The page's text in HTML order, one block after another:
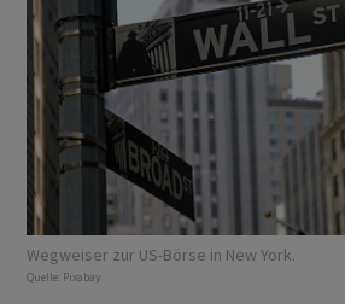
Wegweiser zur US-Börse in New York.
Quelle: Pixabay